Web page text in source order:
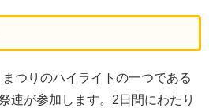
つりのハイライトの一つである
連が参加します。2日間にわたり